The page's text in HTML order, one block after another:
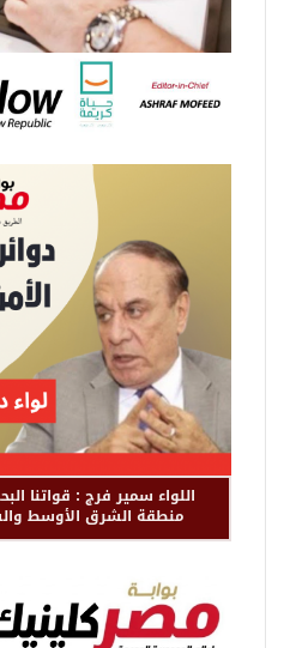
اللواء سمير فرج : قواتنا
منطقة الشرق الأوسط